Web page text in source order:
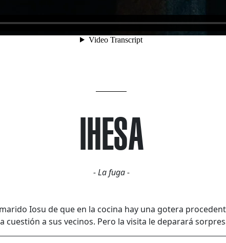
IHESA
- La fuga -
Iosu de que en la cocina hay una gotera
cuestión a sus vecinos. Pero la visita le deparará